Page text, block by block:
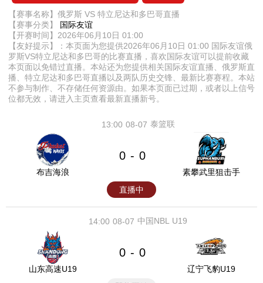
【赛事名称】俄罗斯 VS 特立尼达和多巴哥直播
【赛事分类】 国际友谊
【开赛时间】2026年06月10日 01:00
【友好提示】：本页面为您提供2026年06月10日 01:00 国际友谊俄
罗斯VS特立尼达和多巴哥的比赛直播，喜欢国际友谊可以提前收藏
本页面以免错过直播。本站还为您提供相关国际友谊直播、俄罗斯直
播、特立尼达和多巴哥直播以及两队历史交锋、最新比赛赛程。本站
不参与制作、不存储任何资源由。如果本页面已过期，或者以上信号
位都无效，请进入主页查看最新直播新号。
08-07
13:00 泰篮联
布吉海浪
0 - 0
素攀武里狙击手
直播中
08-07
14:00 中国NBL U19
山东高速U19
0 - 0
辽宁飞豹U19